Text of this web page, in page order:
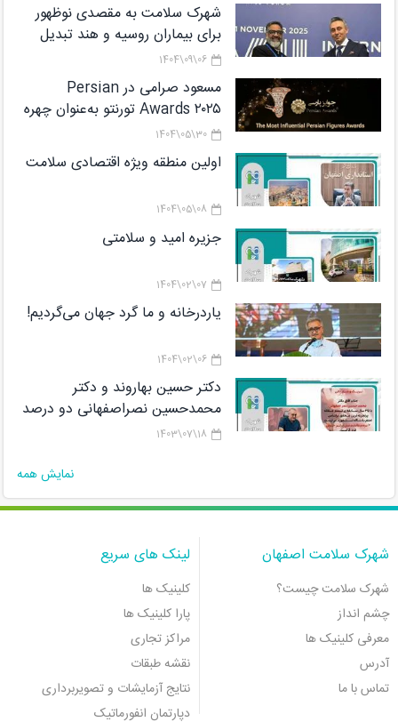
شهرک سلامت به مقصدی نوظهور
برای بیماران روسیه و هند تبدیل
می‌شود
06\09\1404
مسعود صرامی در Persian
Awards ۲۰۲۵ تورنتو به‌عنوان چهره
شاخص معرفی شد
30\05\1404
اولین منطقه ویژه اقتصادی سلامت
08\05\1404
جزیره امید و سلامتی
07\02\1404
یاردرخانه و ما گرد جهان می‌گردیم!
06\02\1404
دکتر حسین بهاروند و دکتر
محمدحسین نصراصفهانی دو درصد
دانشمندان برتر پژوهشگاه رویان در
18\07\1403
نمایش همه
شهرک سلامت اصفهان
شهرک سلامت چیست؟
چشم انداز
معرفی کلینیک ها
آدرس
تماس با ما
لینک های سریع
کلینیک ها
پارا کلینیک ها
مراکز تجاری
نقشه طبقات
نتایج آزمایشات و تصویربرداری
دپارتمان انفورماتیک